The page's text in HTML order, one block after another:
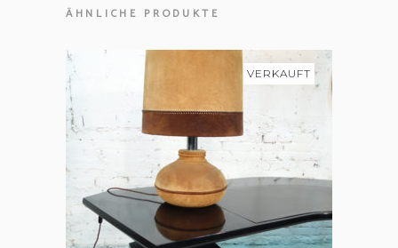
ÄHNLICHE PRODUKTE
VERKAUFT